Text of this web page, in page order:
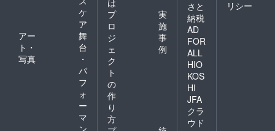
ケ
ア
アー
ト・
写真
舞
台
・
パ
フ
ォ
ー
マ
ン
プ
ロ
ジ
ェ
ク
ト
の
作
り
方
実
施
事
例
さと
納税
AD
FOR
ALL
HIO
KOS
HI
JFA
クラ
ウド
リシー